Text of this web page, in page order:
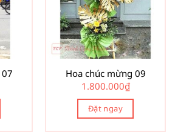
Hoa chúc mừng 09
1.800.000₫
Đặt ngay